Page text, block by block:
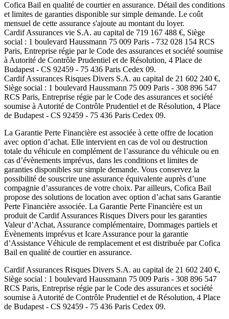
Cofica Bail en qualité de courtier en assurance. Détail des conditions
et limites de garanties disponible sur simple demande. Le coût
mensuel de cette assurance s'ajoute au montant du loyer.
Cardif Assurances vie S.A. au capital de 719 167 488 €, Siège
social : 1 boulevard Haussmann 75 009 Paris - 732 028 154 RCS
Paris, Entreprise régie par le Code des assurances et société soumise
à Autorité de Contrôle Prudentiel et de Résolution, 4 Place de
Budapest - CS 92459 - 75 436 Paris Cedex 09.
Cardif Assurances Risques Divers S.A. au capital de 21 602 240 €,
Siège social : 1 boulevard Haussmann 75 009 Paris - 308 896 547
RCS Paris, Entreprise régie par le Code des assurances et société
soumise à Autorité de Contrôle Prudentiel et de Résolution, 4 Place
de Budapest - CS 92459 - 75 436 Paris Cedex 09.
La Garantie Perte Financière est associée à cette offre de location
avec option d’achat. Elle intervient en cas de vol ou destruction
totale du véhicule en complément de l’assurance du véhicule ou en
cas d’évènements imprévus, dans les conditions et limites de
garanties disponibles sur simple demande. Vous conservez la
possibilité de souscrire une assurance équivalente auprès d’une
compagnie d’assurances de votre choix. Par ailleurs, Cofica Bail
propose des solutions de location avec option d’achat sans Garantie
Perte Financière associée. La Garantie Perte Financière est un
produit de Cardif Assurances Risques Divers pour les garanties
Valeur d’Achat, Assurance complémentaire, Dommages partiels et
Évènements imprévus et Icare Assurance pour la garantie
d’Assistance Véhicule de remplacement et est distribuée parCofica
Bail en qualité de courtier en assurance.
Cardif Assurances Risques Divers S.A. au capital de 21 602 240 €,
Siège social : 1 boulevard Haussmann 75 009 Paris - 308 896 547
RCS Paris, Entreprise régie par le Code des assurances et société
soumise à Autorité de Contrôle Prudentiel et de Résolution, 4 Place
de Budapest - CS 92459 - 75 436 Paris Cedex 09.